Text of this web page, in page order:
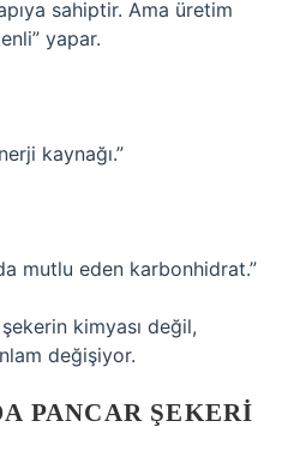
sahiptir. Ama üretim
yapar.
kaynağı.”
mutlu eden karbonhidrat.”
kimyası değil,
değişiyor.
PANCAR ŞEKERI